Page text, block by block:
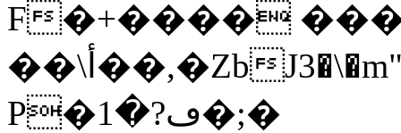
F�+����
��\أ��,�ZbJ3�\�m"���X��n���8/ ܔA����
P�ڡ?�1�;�